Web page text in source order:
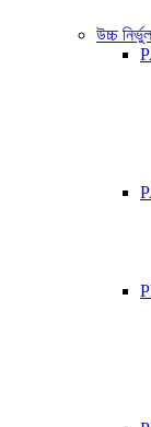
উচ্চ